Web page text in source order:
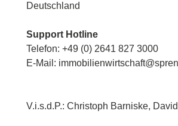
Deutschland
Support Hotline
Telefon: +49 (0) 2641 827 3000
E-Mail:
V.i.s.d.P.: Christoph Barniske,